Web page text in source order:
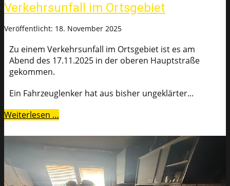
Verkehrsunfall im Ortsgebiet
Veröffentlicht: 18. November 2025
Zu einem Verkehrsunfall im Ortsgebiet ist es am
Abend des 17.11.2025 in der oberen Hauptstraße
gekommen.
Ein Fahrzeuglenker hat aus bisher ungeklärter...
Weiterlesen …